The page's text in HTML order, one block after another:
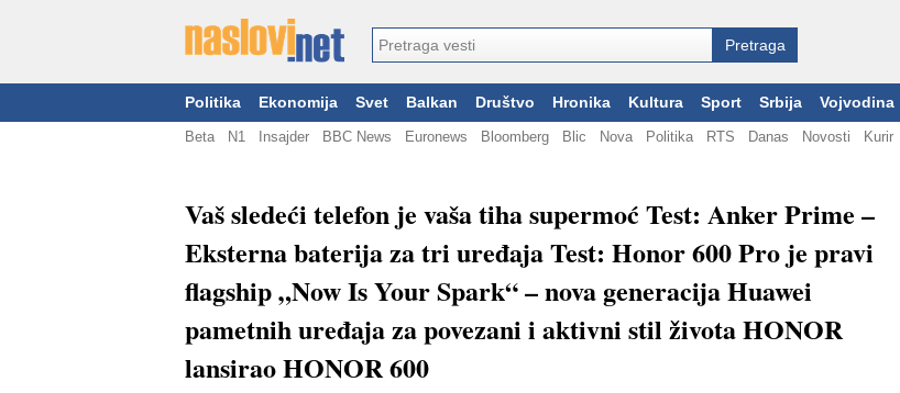
Politika Ekonomija Svet Balkan Društvo Hronika Kultura Sport Srbija Vojvodina
Beta N1 Insajder BBC News Euronews Bloomberg Blic Nova Politika RTS Danas Novosti Kurir
Vaš sledeći telefon je vaša tiha supermoć Test: Anker Prime –
Eksterna baterija za tri uređaja Test: Honor 600 Pro je pravi
flagship „Now Is Your Spark“ – nova generacija Huawei
pametnih uređaja za povezani i aktivni stil života HONOR
lansirao HONOR 600